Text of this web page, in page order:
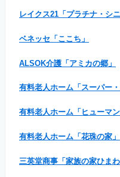
レイクス21「プラチナ・シ
ベネッセ「ここち」
ALSOK介護「アミカの郷」
有料老人ホーム「スーパー・
有料老人ホーム「ヒューマン
有料老人ホーム「花珠の家」
三英堂商事「家族の家ひまわ